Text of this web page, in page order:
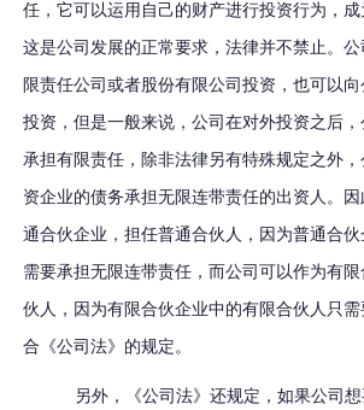
任，它可以运用自己的财产进行投资行为，成
这是公司发展的正常要求，法律并不禁止。
限责任公司或者股份有限公司投资，也可以
投资，但是一般来说，公司在对外投资之后
承担有限责任，除非法律另有特殊规定之外
资企业的债务承担无限连带责任的出资人。
通合伙企业，担任普通合伙人，因为普通合
需要承担无限连带责任，而公司可以作为有
伙人，因为有限合伙企业中的有限合伙人只
合《公司法》的规定。
另外，《公司法》还规定，如果公司